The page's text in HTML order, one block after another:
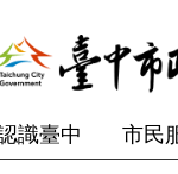
識臺中 市民